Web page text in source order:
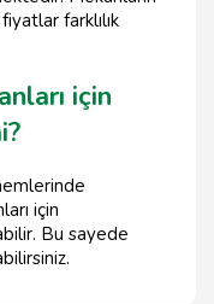
farklılık
için
için
Bu sayede